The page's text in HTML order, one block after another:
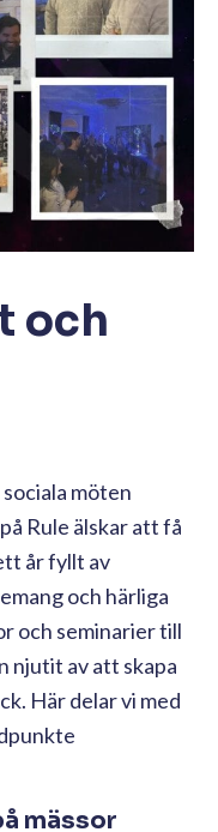
och
möten
Rule älskar att få
år fyllt av
och härliga
och seminarier till
njutit av att skapa
Här delar vi med
mässor